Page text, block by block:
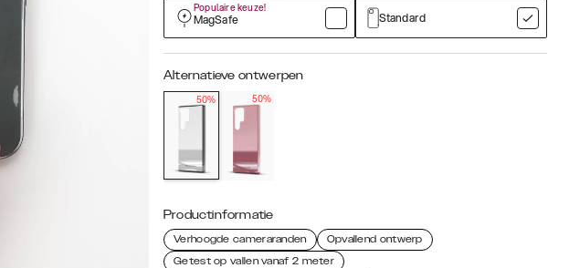
Populaire keuze!
MagSafe Standard
Alternatieve ontwerpen
50% 50%
Productinformatie
Verhoogde cameraranden
Opvallend ontwerp
Getest op vallen vanaf 2 meter